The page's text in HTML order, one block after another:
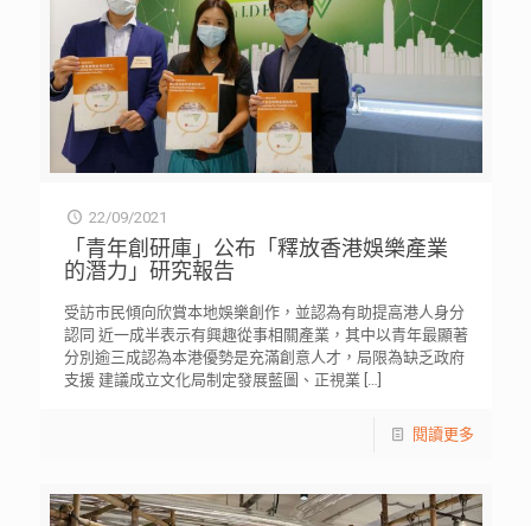
22/09/2021
「青年創研庫」公布「釋放香港娛樂產業
的潛力」研究報告
受訪市民傾向欣賞本地娛樂創作，並認為有助提高港人身分
認同 近一成半表示有興趣從事相關產業，其中以青年最顯著
分別逾三成認為本港優勢是充滿創意人才，局限為缺乏政府
支援 建議成立文化局制定發展藍圖、正視業[…]
閱讀更多